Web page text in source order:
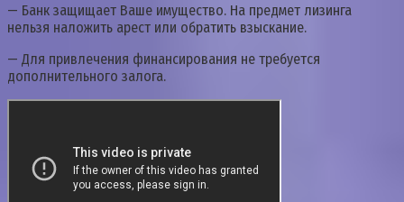
— Банк защищает Ваше имущество. На предмет лизинга
нельзя наложить арест или обратить взыскание.
— Для привлечения финансирования не требуется
дополнительного залога.